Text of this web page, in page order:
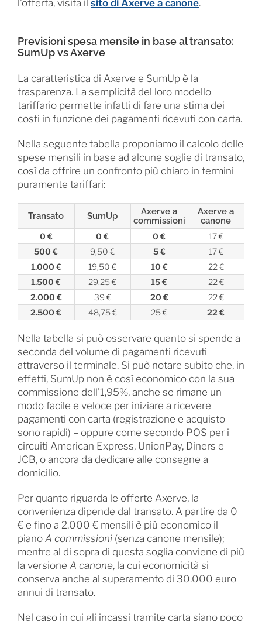
l’offerta, visita il sito di Axerve a canone.
Previsioni spesa mensile in base al transato:
SumUp vs Axerve
La caratteristica di Axerve e SumUp è la
trasparenza. La semplicità del loro modello
tariffario permette infatti di fare una stima dei
costi in funzione dei pagamenti ricevuti con carta.
Nella seguente tabella proponiamo il calcolo delle
spese mensili in base ad alcune soglie di transato,
così da offrire un confronto più chiaro in termini
puramente tariffari:
Transato SumUp
Axerve a
commissioni
Axerve a
canone
0 € 0 € 0 €
17 €
500 €
9,50 € 5 €
17 €
1.000 €
19,50 € 10 €
22 €
1.500 €
29,25 € 15 €
22 €
2.000 €
39 € 20 €
22 €
2.500 €
48,75 € 25 € 22 €
Nella tabella si può osservare quanto si spende a
seconda del volume di pagamenti ricevuti
attraverso il terminale. Si può notare subito che, in
effetti, SumUp non è così economico con la sua
commissione dell’1,95%, anche se rimane un
modo facile e veloce per iniziare a ricevere
pagamenti con carta (registrazione e acquisto
sono rapidi) – oppure come secondo POS per i
circuiti American Express, UnionPay, Diners e
JCB, o ancora da dedicare alle consegne a
domicilio.
Per quanto riguarda le offerte Axerve, la
convenienza dipende dal transato. A partire da 0
€ e fino a 2.000 € mensili è più economico il
piano A commissioni(senza canone mensile);
mentre al di sopra di questa soglia conviene di più
la versione A canone, la cui economicità si
conserva anche al superamento di 30.000 euro
annui di transato.
Nel caso in cui gli incassi tramite carta siano poco